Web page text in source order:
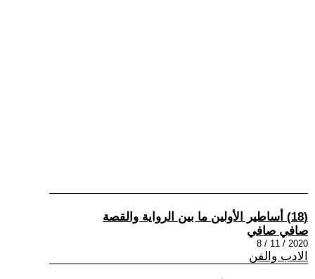
(18) أساطير الأولين ما بين الرواية والقصة
صافي صافي
2020 / 11 / 8
الادب والفن